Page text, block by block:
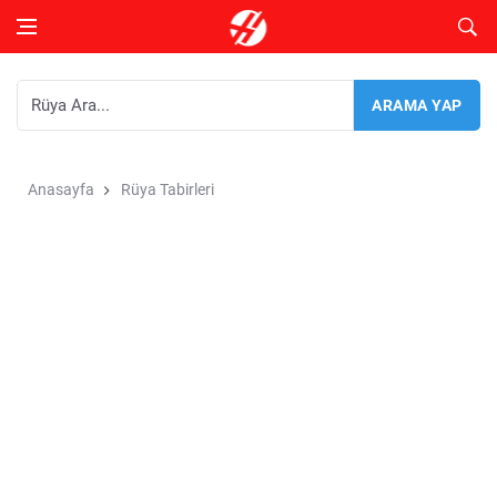
Anasayfa Rüya Tabirleri